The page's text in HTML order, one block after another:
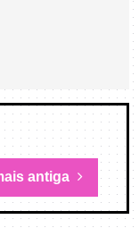
antiga